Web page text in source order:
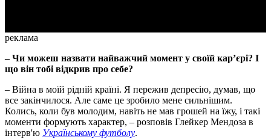
реклама
– Чи можеш назвати найважчий момент у своїй кар’єрі? І
що він тобі відкрив про себе?
– Війна в моїй рідній країні. Я пережив депресію, думав, що
все закінчилося. Але саме це зробило мене сильнішим.
Колись, коли був молодим, навіть не мав грошей на їжу, і такі
моменти формують характер, – розповів Глейкер Мендоза в
інтерв'ю Українському футболу.